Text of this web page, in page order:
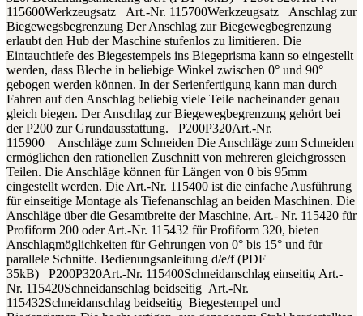
115600Werkzeugsatz Art.-Nr. 115700Werkzeugsatz Anschlag zur
Biegewegsbegrenzung Der Anschlag zur Biegewegbegrenzung
erlaubt den Hub der Maschine stufenlos zu limitieren. Die
Eintauchtiefe des Biegestempels ins Biegeprisma kann so eingestellt
werden, dass Bleche in beliebige Winkel zwischen 0° und 90°
gebogen werden können. In der Serienfertigung kann man durch
Fahren auf den Anschlag beliebig viele Teile nacheinander genau
gleich biegen. Der Anschlag zur Biegewegbegrenzung gehört bei
der P200 zur Grundausstattung. P200P320Art.-Nr.
115900 Anschläge zum Schneiden Die Anschläge zum Schneiden
ermöglichen den rationellen Zuschnitt von mehreren gleichgrossen
Teilen. Die Anschläge können für Längen von 0 bis 95mm
eingestellt werden. Die Art.-Nr. 115400 ist die einfache Ausführung
für einseitige Montage als Tiefenanschlag an beiden Maschinen. Die
Anschläge über die Gesamtbreite der Maschine, Art.- Nr. 115420 für
Profiform 200 oder Art.-Nr. 115432 für Profiform 320, bieten
Anschlagmöglichkeiten für Gehrungen von 0° bis 15° und für
parallele Schnitte. Bedienungsanleitung d/e/f (PDF
35kB) P200P320Art.-Nr. 115400Schneidanschlag einseitig Art.-
Nr. 115420Schneidanschlag beidseitig Art.-Nr.
115432Schneidanschlag beidseitig Biegestempel und